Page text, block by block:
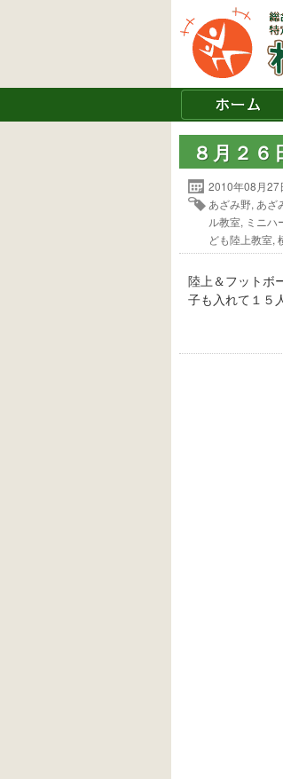
８月２
2010年08月27
あざみ野, あざ
ル教室, ミニハ
ども陸上教室,
陸上＆フットボ
子も入れて１５